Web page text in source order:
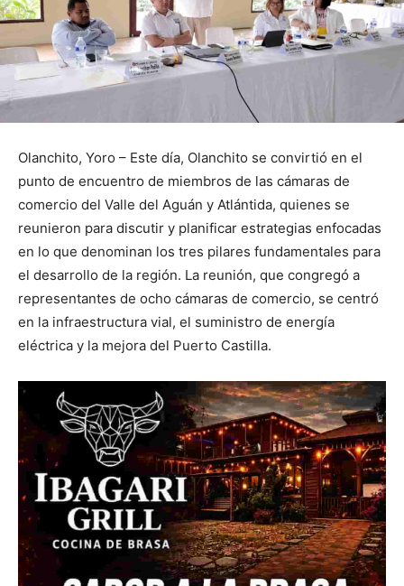
Olanchito, Yoro – Este día, Olanchito se convirtió en el
punto de encuentro de miembros de las cámaras de
comercio del Valle del Aguán y Atlántida, quienes se
reunieron para discutir y planificar estrategias enfocadas
en lo que denominan los tres pilares fundamentales para
el desarrollo de la región. La reunión, que congregó a
representantes de ocho cámaras de comercio, se centró
en la infraestructura vial, el suministro de energía
eléctrica y la mejora del Puerto Castilla.